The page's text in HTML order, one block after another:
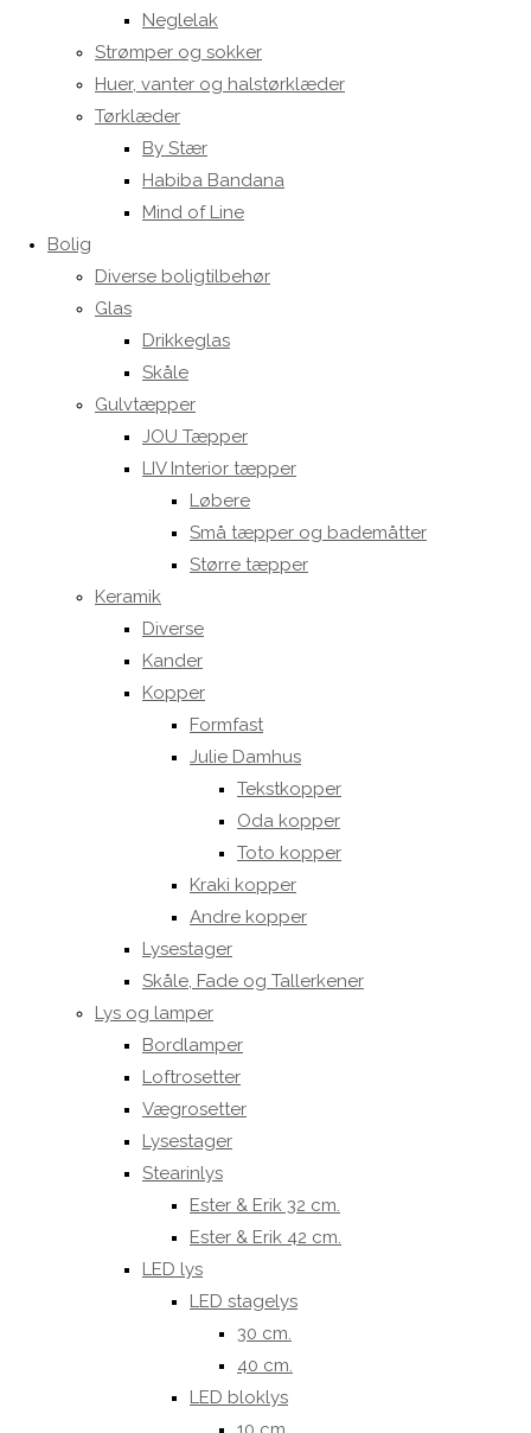
Neglelak
Strømper og sokker
Huer, vanter og halstørklæder
Tørklæder
By Stær
Habiba Bandana
Mind of Line
Bolig
Diverse boligtilbehør
Glas
Drikkeglas
Skåle
Gulvtæpper
JOU Tæpper
LIV Interior tæpper
Løbere
Små tæpper og bademåtter
Større tæpper
Keramik
Diverse
Kander
Kopper
Formfast
Julie Damhus
Tekstkopper
Oda kopper
Toto kopper
Kraki kopper
Andre kopper
Lysestager
Skåle, Fade og Tallerkener
Lys og lamper
Bordlamper
Loftrosetter
Vægrosetter
Lysestager
Stearinlys
Ester & Erik 32 cm.
Ester & Erik 42 cm.
LED lys
LED stagelys
30 cm.
40 cm.
LED bloklys